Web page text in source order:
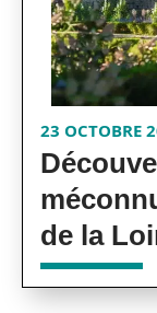
23 OCTOBRE
de la